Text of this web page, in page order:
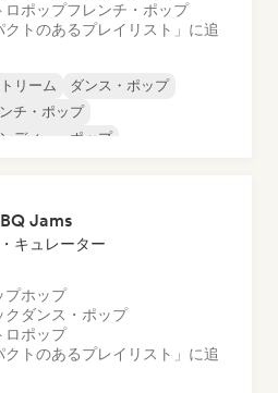
ロポップフレンチ・ポップ
トのあるプレイリスト」に追
リーム
ダンス・ポップ
チ・ポップ
ンディー・ポップ
Jams
キュレーター
プホップ
ク ダンス・ポップ
ロポップ
トのあるプレイリスト」に追